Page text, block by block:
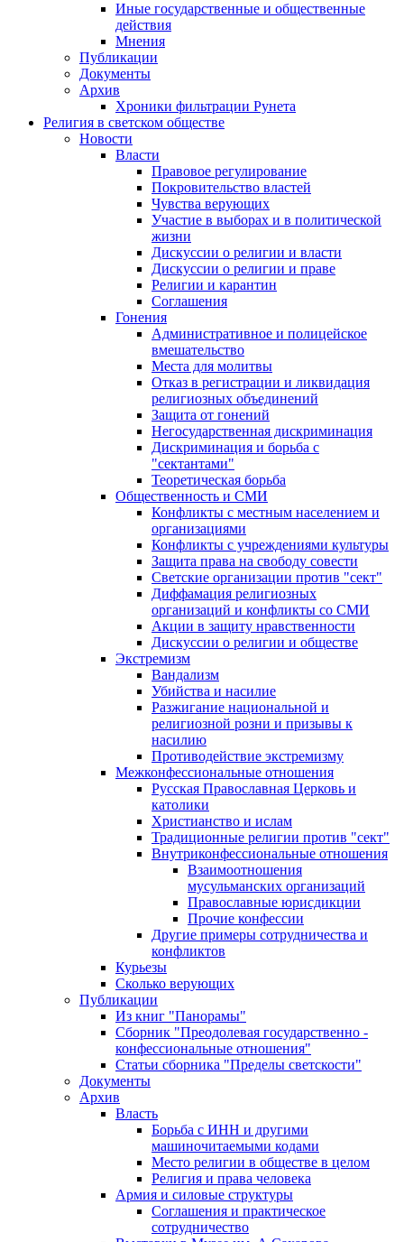
Иные государственные и общественные
действия
Мнения
Публикации
Документы
Архив
Хроники фильтрации Рунета
Религия в светском обществе
Новости
Власти
Правовое регулирование
Покровительство властей
Чувства верующих
Участие в выборах и в политической
жизни
Дискуссии о религии и власти
Дискуссии о религии и праве
Религии и карантин
Соглашения
Гонения
Административное и полицейское
вмешательство
Места для молитвы
Отказ в регистрации и ликвидация
религиозных объединений
Защита от гонений
Негосударственная дискриминация
Дискриминация и борьба с
"сектантами"
Теоретическая борьба
Общественность и СМИ
Конфликты с местным населением и
организациями
Конфликты с учреждениями культуры
Защита права на свободу совести
Светские организации против "сект"
Диффамация религиозных
организаций и конфликты со СМИ
Акции в защиту нравственности
Дискуссии о религии и обществе
Экстремизм
Вандализм
Убийства и насилие
Разжигание национальной и
религиозной розни и призывы к
насилию
Противодействие экстремизму
Межконфессиональные отношения
Русская Православная Церковь и
католики
Христианство и ислам
Традиционные религии против "сект"
Внутриконфессиональные отношения
Взаимоотношения
мусульманских организаций
Православные юрисдикции
Прочие конфессии
Другие примеры сотрудничества и
конфликтов
Курьезы
Сколько верующих
Публикации
Из книг "Панорамы"
Сборник "Преодолевая государственно -
конфессиональные отношения"
Статьи сборника "Пределы светскости"
Документы
Архив
Власть
Борьба с ИНН и другими
машиночитаемыми кодами
Место религии в обществе в целом
Религия и права человека
Армия и силовые структуры
Соглашения и практическое
сотрудничество